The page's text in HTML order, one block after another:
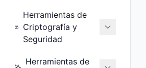
Herramientas de
Criptografía y
Seguridad
Herramientas de